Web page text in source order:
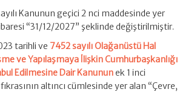
Kanunun geçici 2 nci maddesinde yer
“31/12/2027” şeklinde değiştirilmiştir.
tarihli ve 7452 sayılı Olağanüstü Hal
ve Yapılaşmaya İlişkin Cumhurbaşkanlığı
Edilmesine Dair Kanununek 1 inci
altıncı cümlesinde yer alan “Çevre,